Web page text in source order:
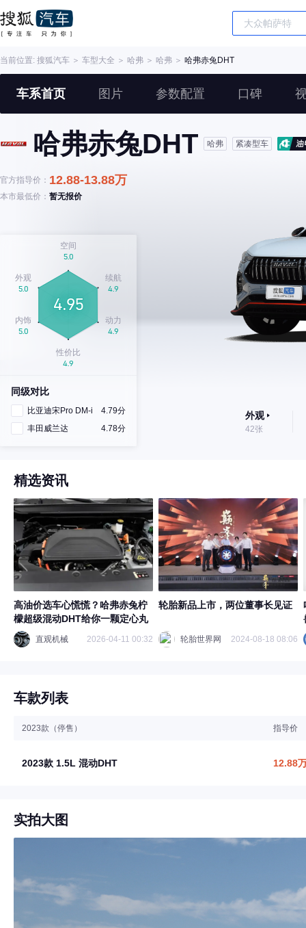
当前位置: 搜狐汽车 ＞ 车型大全 ＞ 哈弗 ＞ 哈弗 ＞ 哈弗赤兔DHT
车系首页 图片 参数配置 口碑
哈弗赤兔DHT 哈弗 紧凑型车
官方指导价： 12.88-13.88万
本市最低价： 暂无报价
同级对比
比亚迪宋Pro DM-i
4.79分
丰田威兰达
4.78分
外观
42张
精选资讯
高油价选车心慌慌？哈弗赤兔柠
檬超级混动DHT给你一颗定心丸
直观机械 2026-04-11 00:32
轮胎新品上市，两位董事长见证
轮胎世界网 2024-08-18 08:06
车款列表
2023款（停售） 指导价
2023款 1.5L 混动DHT 12.88
实拍大图